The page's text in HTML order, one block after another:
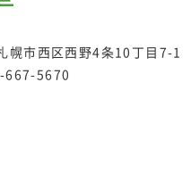
市西区西野4条10丁目7-1
667-5670